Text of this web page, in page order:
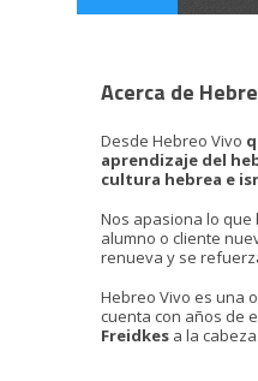
Acerca de
Desde Hebreo Vivo
aprendizaje del
cultura hebrea e
Nos apasiona lo que
alumno o cliente
renueva y se
Hebreo Vivo es una
cuenta con años de
Freidkes a la cabeza.